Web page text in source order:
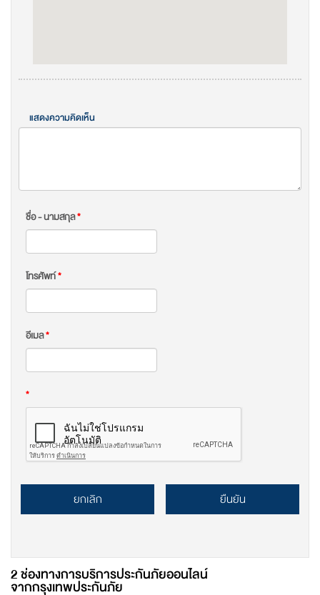
แสดงความคิดเห็น
ชื่อ - นามสกุล*
โทรศัพท์*
อีเมล*
*
ยกเลิก ยืนยัน
2 ช่องทางการบริการประกันภัยออนไลน์
จากกรุงเทพประกันภัย